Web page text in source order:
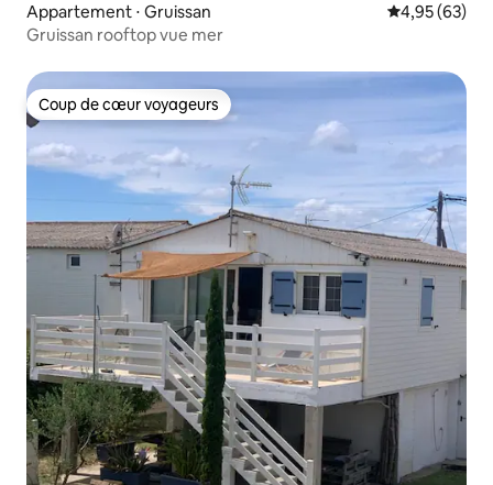
Appartement ⋅ Gruissan Évaluation
4,95 (63)
Gruissan rooftop vue mer
Coup de cœur voyageurs
Coup de cœur voyageurs